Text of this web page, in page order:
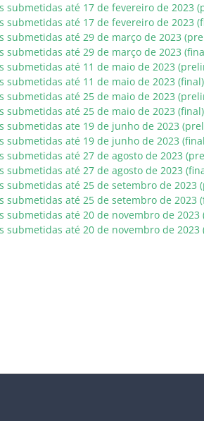
submetidas até 17 de fevereiro de 2023
submetidas até 17 de fevereiro de 2023
submetidas até 29 de março de 2023
submetidas até 29 de março de 2023
submetidas até 11 de maio de 2023
submetidas até 11 de maio de 2023 (final)
submetidas até 25 de maio de 2023
submetidas até 25 de maio de 2023 (final)
submetidas ate 19 de junho de 2023
submetidas até 19 de junho de 2023
submetidas até 27 de agosto de 2023
submetidas até 27 de agosto de 2023
submetidas até 25 de setembro de 2023
submetidas até 25 de setembro de 2023
submetidas até 20 de novembro de
submetidas até 20 de novembro de 2023